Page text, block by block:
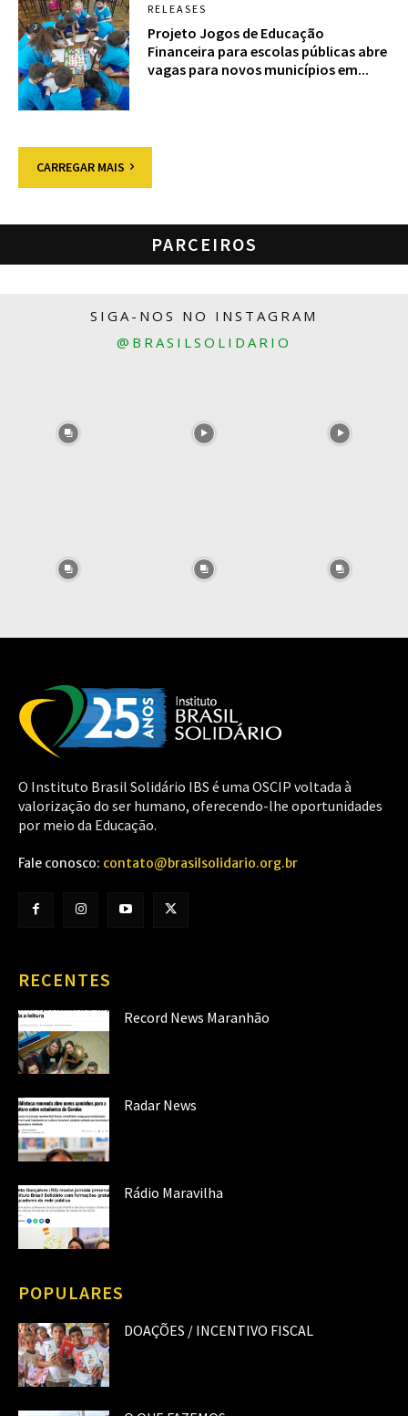
RELEASES
Projeto Jogos de Educação
Financeira para escolas públicas abre
vagas para novos municípios em...
CARREGAR MAIS
PARCEIROS
SIGA-NOS NO INSTAGRAM
@BRASILSOLIDARIO
O Instituto Brasil Solidário IBS é uma OSCIP voltada à
valorização do ser humano, oferecendo-lhe oportunidades
por meio da Educação.
Fale conosco: contato@brasilsolidario.org.br
RECENTES
Record News Maranhão
Radar News
Rádio Maravilha
POPULARES
DOAÇÕES / INCENTIVO FISCAL